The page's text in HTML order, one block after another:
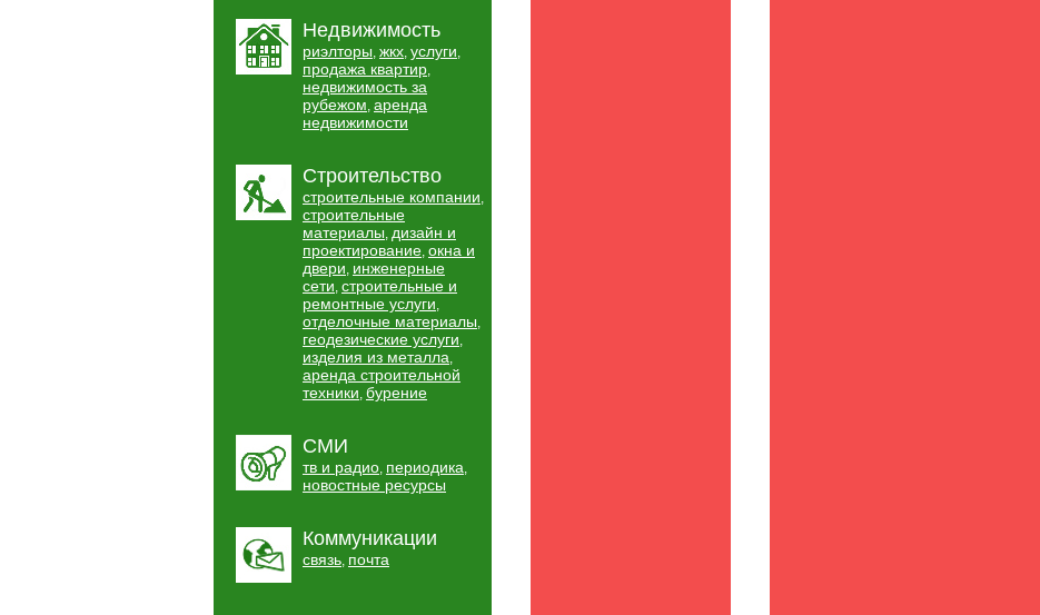
Недвижимость
риэлторы, жкх, услуги,
продажа квартир,
недвижимость за
рубежом, аренда
недвижимости
Строительство
строительные компании,
строительные
материалы, дизайн и
проектирование, окна и
двери, инженерные
сети, строительные и
ремонтные услуги,
отделочные материалы,
геодезические услуги,
изделия из металла,
аренда строительной
техники, бурение
СМИ
тв и радио, периодика,
новостные ресурсы
Коммуникации
связь, почта